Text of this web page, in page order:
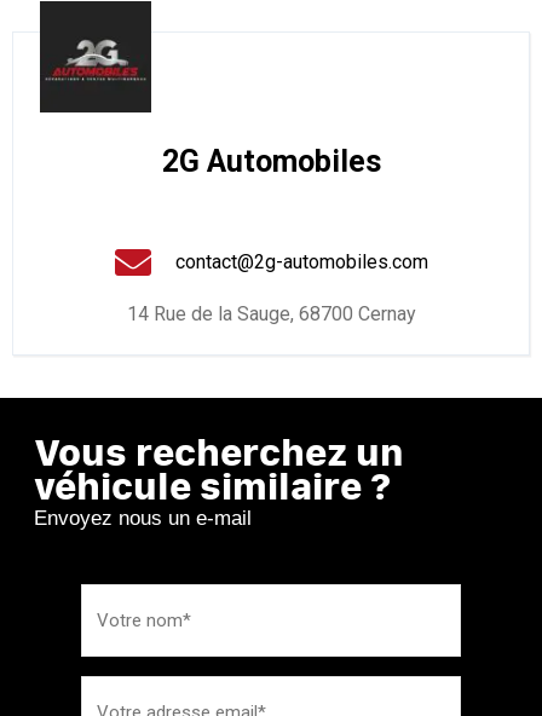
2G Automobiles
contact@2g-automobiles.com
14 Rue de la Sauge, 68700 Cernay
Vous recherchez un
véhicule similaire ?
Envoyez nous un e-mail